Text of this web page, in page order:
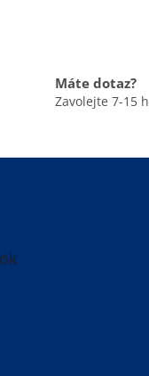
Máte dotaz?
Zavolejte 7-15 h